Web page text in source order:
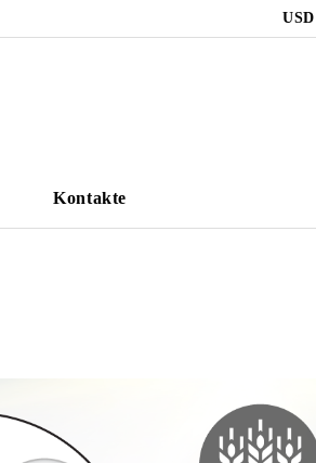
USD
Kontakte